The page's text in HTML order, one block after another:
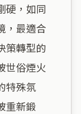
硬，如同
，最適合
策轉型的
世俗煙火
特殊氛
重新鍛